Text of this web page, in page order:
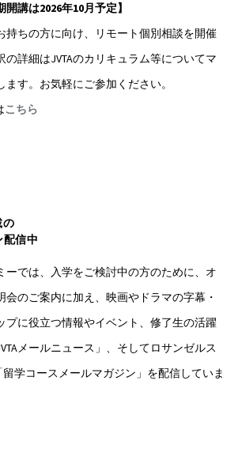
講は2026年10月予定】
持ちの方に向け、リモート個別相談を開催
の詳細はJVTAのカリキュラム等についてマ
す。お気軽にご参加ください。
こちら
の
配信中
ーでは、入学をご検討中の方のために、オ
会のご案内に加え、映画やドラマの字幕・
プに役立つ情報やイベント、修了生の活躍
メールニュース」、そしてロサンゼルス
学コースメールマガジン」を配信していま